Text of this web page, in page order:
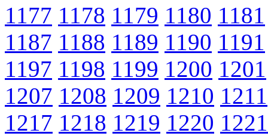
1177 1178 1179 1180 1181
1187 1188 1189 1190 1191
1197 1198 1199 1200 1201
1207 1208 1209 1210 1211
1217 1218 1219 1220 1221